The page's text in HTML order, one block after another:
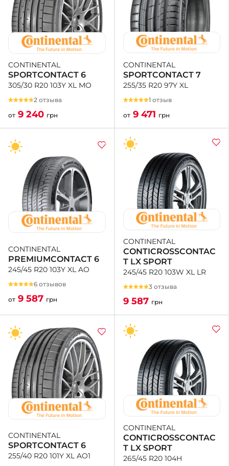
CONTINENTAL
SPORTCONTACT 6
305/30 R20 103Y XL MO
2 отзыва
от 9 240 грн
CONTINENTAL
SPORTCONTACT 7
255/35 R20 97Y XL
1 отзыв
от 9 471 грн
CONTINENTAL
PREMIUMCONTACT 6
245/45 R20 103Y XL AO
6 отзывов
от 9 587 грн
CONTINENTAL
CONTICROSSCONTAC
T LX SPORT
245/45 R20 103W XL LR
3 отзыва
9 587 грн
CONTINENTAL
SPORTCONTACT 6
255/40 R20 101Y XL AO1
CONTINENTAL
CONTICROSSCONTAC
T LX SPORT
265/45 R20 104H